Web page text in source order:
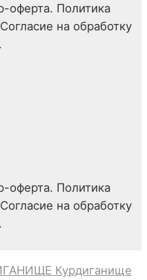
оферта. Политика
на обработку
оферта. Политика
на обработку
Курдиганище